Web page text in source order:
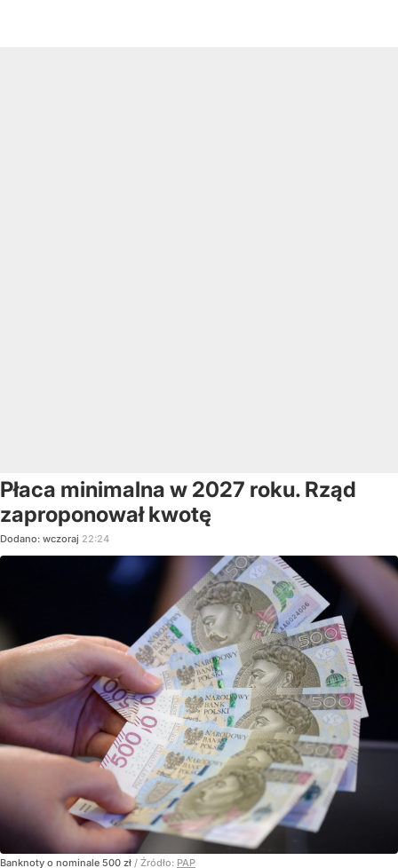
Płaca minimalna w 2027 roku. Rząd
zaproponował kwotę
Dodano: wczoraj 22:24
Banknoty o nominale 500 zł / Źródło: PAP